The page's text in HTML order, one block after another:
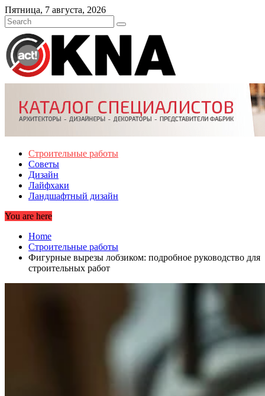
Skip
to
content
Пятница, 7 августа, 2026
Строительные работы
Советы
Дизайн
Лайфхаки
Ландшафтный дизайн
You are here
Home
Строительные работы
Фигурные вырезы лобзиком: подробное руководство для
строительных работ